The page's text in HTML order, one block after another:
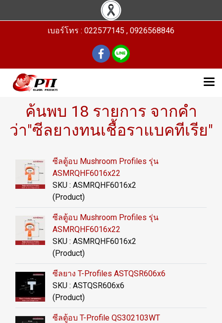
เบอร์โทร : 022577145 , 0926568846
ค้นพบ 18 รายการ จากคำ
ว่า"ซีลยางทนเชื้อราแบคทีเรีย"
ซีลตู้อบ Mushroom Profiles รุ่น
ASMRQHF6016x22
SKU : ASMRQHF6016x2
(Product)
ซีลตู้อบ Mushroom Profiles รุ่น
ASMRQHF6016x22
SKU : ASMRQHF6016x2
(Product)
ซีลยาง T-Profiles ASTQSR606x6
SKU : ASTQSR606x6
(Product)
ซีลตู้อบ T-Profile QS302103WT